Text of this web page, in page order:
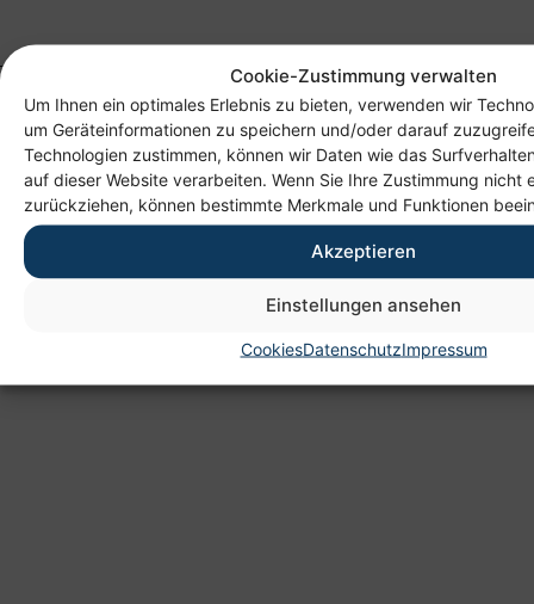
Cookie-Zustimmung verwalten
Um Ihnen ein optimales Erlebnis zu bieten, verwenden wir
um Geräteinformationen zu speichern und/oder darauf
Technologien zustimmen, können wir Daten wie das
auf dieser Website verarbeiten. Wenn Sie Ihre Zustimmung nicht
zurückziehen, können bestimmte Merkmale und Funktionen
Akzeptieren
Einstellungen ansehen
CookiesDatenschutzImpressum
Anschrift
Heim gemeinnützige GmbH